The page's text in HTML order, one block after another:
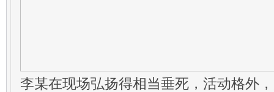
李某在现场弘扬得相当垂死，活动格外